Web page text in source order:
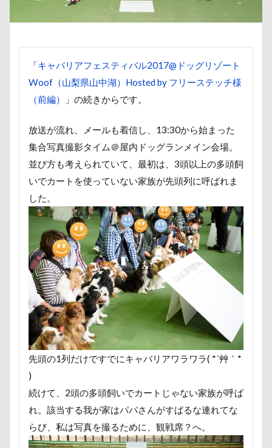
「キャバリアフェスティバル2017@ドッグリゾート
Woof（山梨県山中湖）Hosted by フリーステッチ様
（前編）
」の続きからです。
放送が流れ、メールも着信し、13:30から始まった
集合写真撮影タイム＠屋内ドッグランメイン会場。
並び方も考えられていて、最初は、3頭以上の多頭飼
いでカートを使っていない家族が先頭列に呼ばれま
した。
先頭の1列だけですでにキャバリアワラワラ( *´艸｀*
)
続けて、2頭の多頭飼いでカートじゃない家族が呼ば
れ。該当する我が家はパパさんがすばるな連れてな
らび、私は写真を撮るために、観戦席？へ。
上尾市
三陸復興国立公園
三峯神社
三井アウトレットパーク
万座毛
万が一の備え
中島フィールズ
中瀬公園
來夢（らいむ）ちゃん
作品レビューコメント
体重 体調不良
似顔絵
似たもの父子
二等辺三角形
二度寝 予定 乳歯
同胎兄弟
名刺入れ ワンコ店内OK
富山環水公
寝顔
寝起き 寝相 寝床 寝坊助
小布施町
富士急ハイランド
富士吉田市
富士すばるランド
小春ちゃん
室内遊びレッスン 山梨県
巾着田
川
嵐山町 嵐山渓谷 島忠ホームズ
小松菜
山北町 山中湖村
屋内ドッグラン
居酒屋
小谷流の里ドギーズアイラ
小矢部市
宮城県 室内遊び 名前の由来
変顔
壁紙 増税前 埼玉県
国営武蔵丘陵森林公園
外耳炎
国営みちのく杜の湖
夕食
多頭飼い記念日 室内トレーニング
宝登山
宇宙犬スヌード 宇宙兄弟
子犬のワル
妖怪アンテナ
奇跡体験！アンビリーバボー
太閤山